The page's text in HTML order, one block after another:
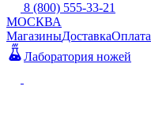
8 (800) 555-33-21
МОСКВА
МагазиныДоставкаОплата
Лаборатория ножей